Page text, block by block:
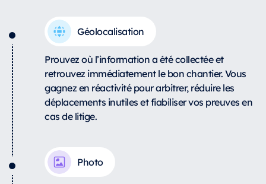
Géolocalisation
Prouvez où l’information a été collectée et
retrouvez immédiatement le bon chantier. Vous
gagnez en réactivité pour arbitrer, réduire les
déplacements inutiles et fiabiliser vos preuves en
cas de litige.
Photo